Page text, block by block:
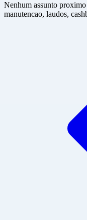
Nenhum assunto
manutencao, laudos,